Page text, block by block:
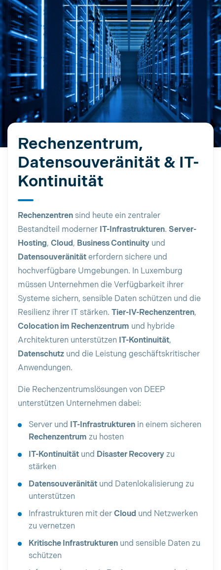
Rechenzentrum,
Datensouveränität & IT-
Kontinuität
Rechenzentren sind heute ein zentraler
Bestandteil moderner IT-Infrastrukturen. Server-
Hosting, Cloud, Business Continuity und
Datensouveränität erfordern sichere und
hochverfügbare Umgebungen. In Luxemburg
müssen Unternehmen die Verfügbarkeit ihrer
Systeme sichern, sensible Daten schützen und die
Resilienz ihrer IT stärken. Tier-IV-Rechenzentren,
Colocation im Rechenzentrum und hybride
Architekturen unterstützen IT-Kontinuität,
Datenschutz und die Leistung geschäftskritischer
Anwendungen.
Die Rechenzentrumslösungen von DEEP
unterstützen Unternehmen dabei:
Server und IT-Infrastrukturen in einem sicheren
Rechenzentrum zu hosten
IT-Kontinuität und Disaster Recovery zu
stärken
Datensouveränität und Datenlokalisierung zu
unterstützen
Infrastrukturen mit der Cloud und Netzwerken
zu vernetzen
Kritische Infrastrukturen und sensible Daten zu
schützen